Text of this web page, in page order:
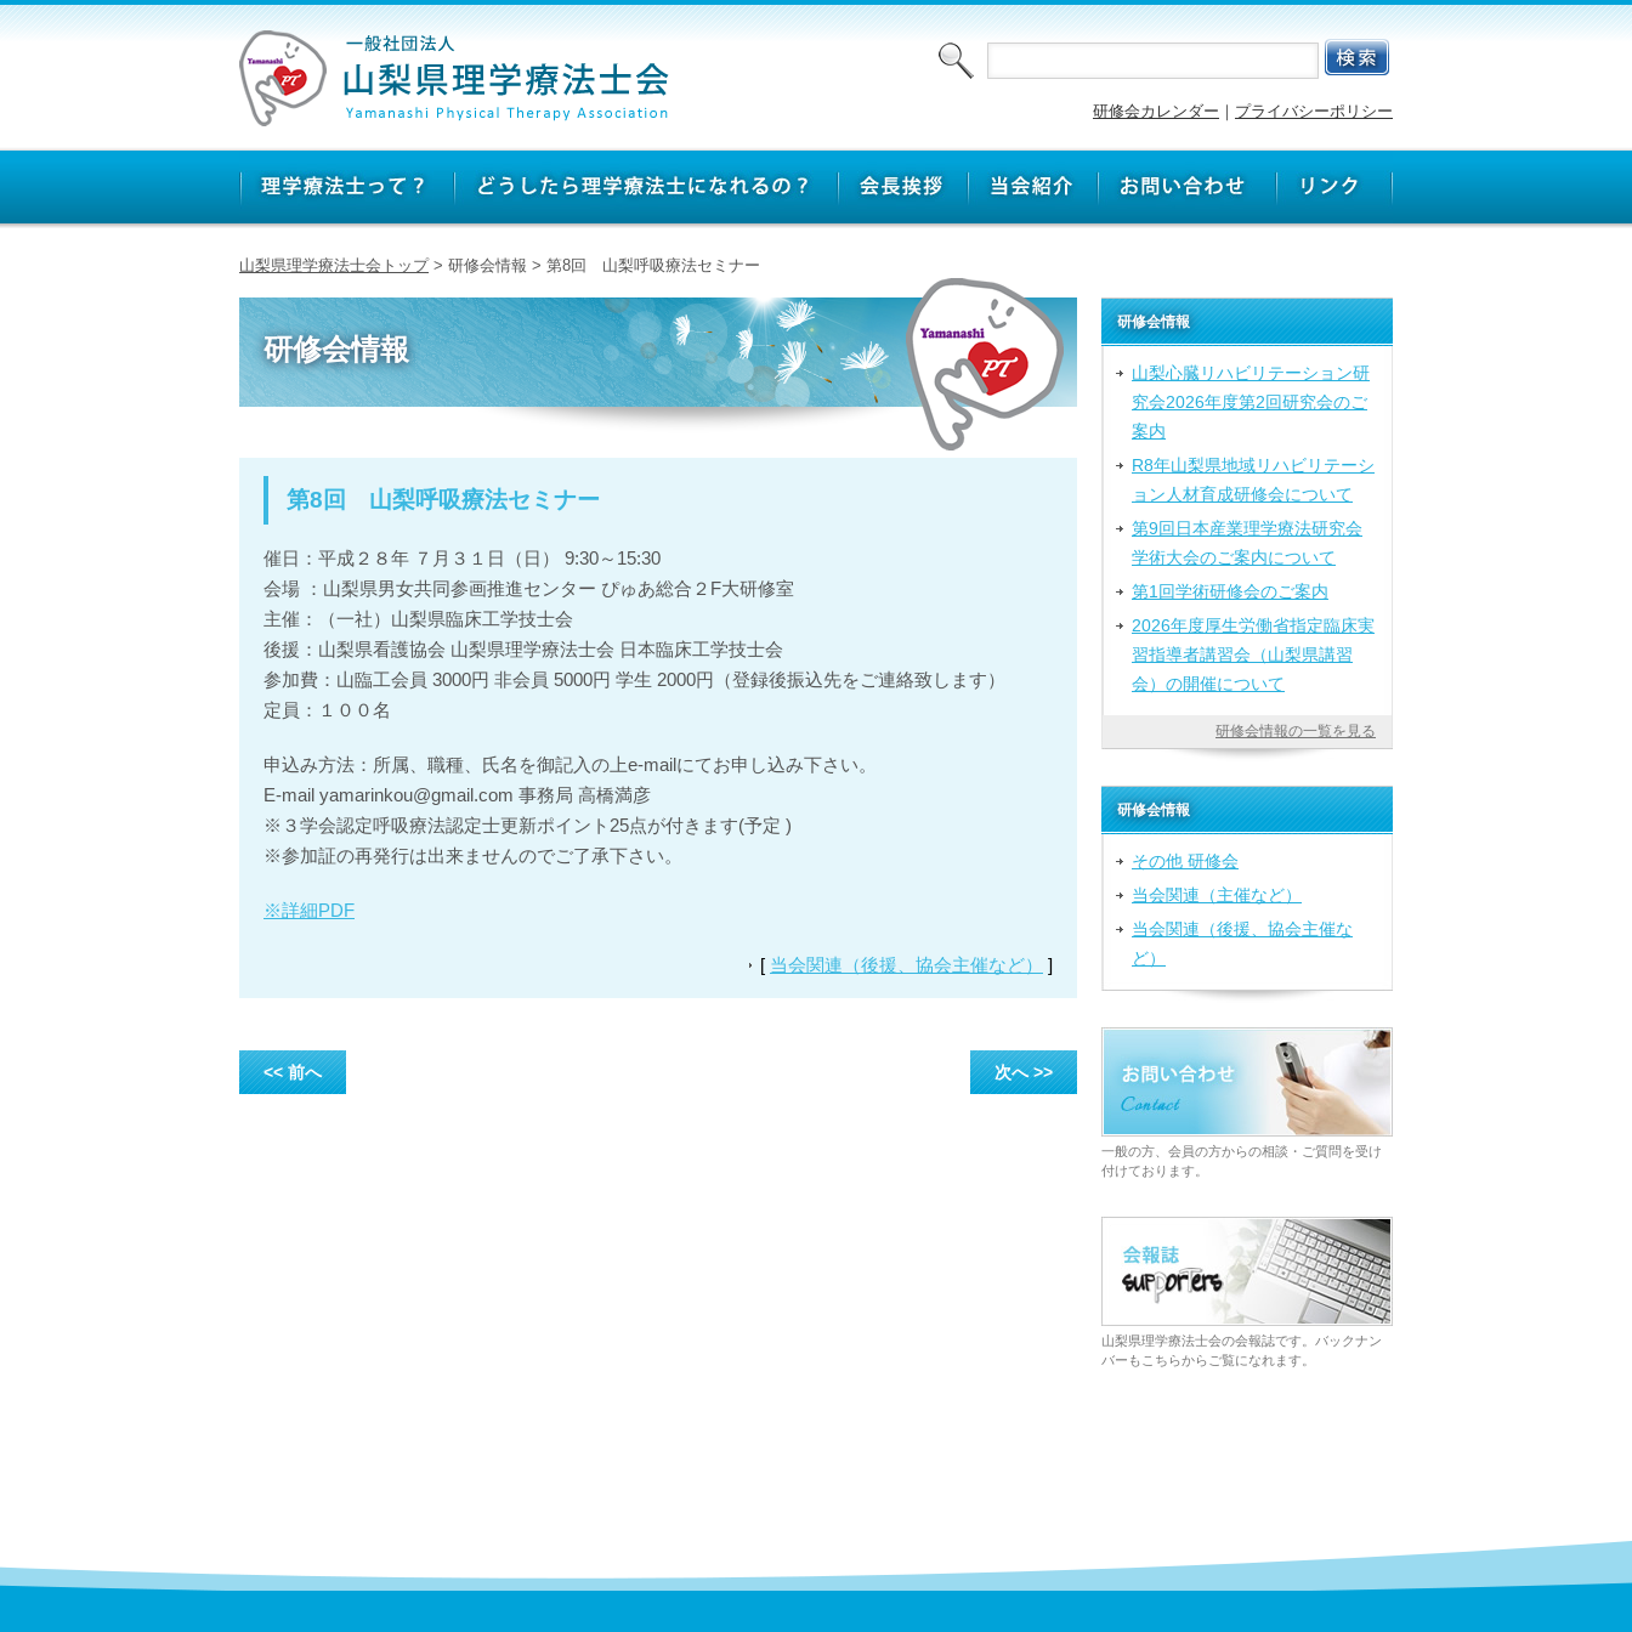
研修会カレンダー ｜ プライバシーポリシー
山梨県理学療法士会トップ> 研修会情報 > 第8回 山梨呼吸療法セミナー
研修会情報
第8回 山梨呼吸療法セミナー
催日：平成２８年 ７月３１日（日） 9:30～15:30
会場 ：山梨県男女共同参画推進センター ぴゅあ総合２F大研修室
主催：（一社）山梨県臨床工学技士会
後援：山梨県看護協会 山梨県理学療法士会 日本臨床工学技士会
参加費：山臨工会員 3000円 非会員 5000円 学生 2000円（登録後振込先をご連絡致します）
定員：１００名
申込み方法：所属、職種、氏名を御記入の上e-mailにてお申し込み下さい。
E-mail yamarinkou@gmail.com 事務局 高橋満彦
※３学会認定呼吸療法認定士更新ポイント25点が付きます(予定 )
※参加証の再発行は出来ませんのでご了承下さい。
※詳細PDF
[ 当会関連（後援、協会主催など） ]
<< 前へ 次へ >>
研修会情報
山梨心臓リハビリテーション研
究会2026年度第2回研究会のご
案内
R8年山梨県地域リハビリテーシ
ョン人材育成研修会について
第9回日本産業理学療法研究会
学術大会のご案内について
第1回学術研修会のご案内
2026年度厚生労働省指定臨床実
習指導者講習会（山梨県講習
会）の開催について
研修会情報の一覧を見る
研修会情報
その他 研修会
当会関連（主催など）
当会関連（後援、協会主催な
ど）
一般の方、会員の方からの相談・ご質問を受け
付けております。
山梨県理学療法士会の会報誌です。バックナン
バーもこちらからご覧になれます。